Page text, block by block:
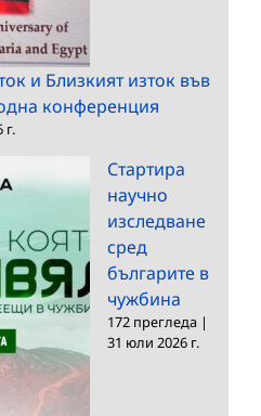
и Близкият изток във
конференция
г.
Стартира
научно
изследване
сред
българите в
чужбина
172 прегледа |
31 юли 2026 г.